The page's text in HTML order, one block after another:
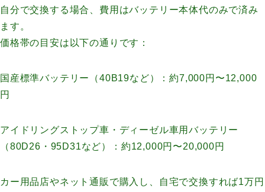
自分で交換する場合、費用はバッテリー本体代のみで済み
ます。
価格帯の目安は以下の通りです：
国産標準バッテリー（40B19など）：約7,000円〜12,000
円
アイドリングストップ車・ディーゼル車用バッテリー
（80D26・95D31など）：約12,000円〜20,000円
カー用品店やネット通販で購入し、自宅で交換すれば1万円